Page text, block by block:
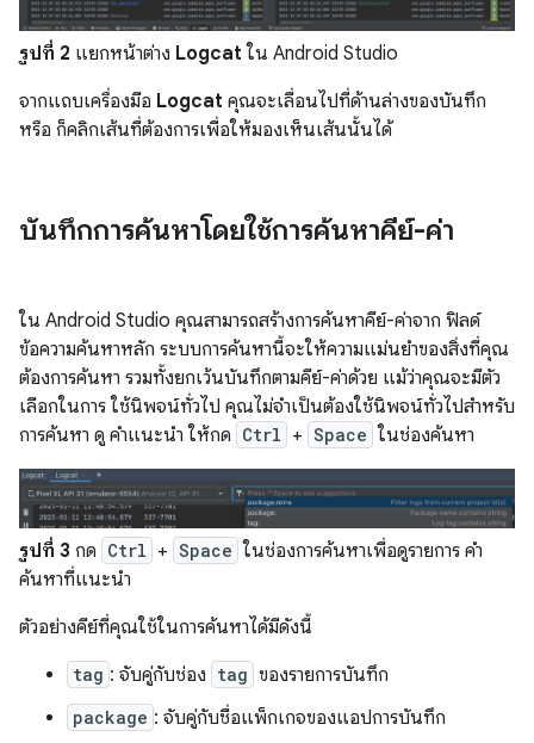
รูปที่ 2 แยกหน้าต่าง Logcat ใน Android Studio
จากแถบเครื่องมือ Logcat คุณจะเลื่อนไปที่ด้านล่างของบันทึก
หรือ ก็คลิกเส้นที่ต้องการเพื่อให้มองเห็นเส้นนั้นได้
บันทึกการค้นหาโดยใช้การค้นหาคีย์-ค่า
ใน Android Studio คุณสามารถสร้างการค้นหาคีย์-ค่าจาก ฟิลด์
ข้อความค้นหาหลัก ระบบการค้นหานี้จะให้ความแม่นยำของสิ่งที่คุณ
ต้องการค้นหา รวมทั้งยกเว้นบันทึกตามคีย์-ค่าด้วย แม้ว่าคุณจะมีตัว
เลือกในการ ใช้นิพจน์ทั่วไป คุณไม่จำเป็นต้องใช้นิพจน์ทั่วไปสำหรับ
การค้นหา ดู คำแนะนำ ให้กด Ctrl + Space ในช่องค้นหา
รูปที่ 3 กด Ctrl + Space ในช่องการค้นหาเพื่อดูรายการ คำ
ค้นหาที่แนะนำ
ตัวอย่างคีย์ที่คุณใช้ในการค้นหาได้มีดังนี้
tag : จับคู่กับช่อง tag ของรายการบันทึก
package : จับคู่กับชื่อแพ็กเกจของแอปการบันทึก